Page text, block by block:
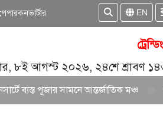
কনভার্টার EN
৮ই আগস্ট ২০২৬, ২৪শে শ্রাবণ
সামনে আন্তর্জাতিক মঞ্চ আকাশ সেন ও